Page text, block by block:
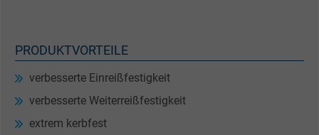
PRODUKTVORTEILE
verbesserte Einreißfestigkeit
verbesserte Weiterreißfestigkeit
extrem kerbfest